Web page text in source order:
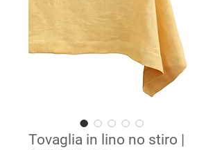
Tovaglia in lino no stiro |